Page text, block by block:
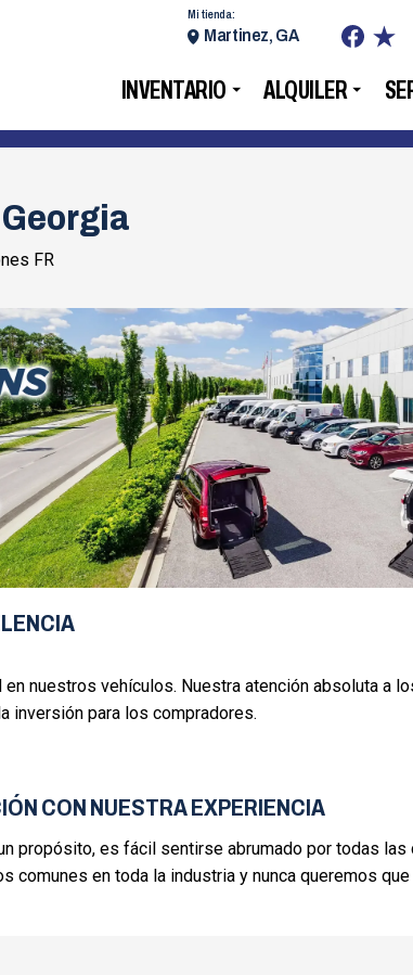
INVENTARIO ALQUILER
Mi tienda:
Martinez, GA
FR
nuestros vehículos. Nuestra atención absoluta a
inversión para los compradores.
CON NUESTRA EXPERIENCIA
propósito, es fácil sentirse abrumado por todas
en toda la industria y nunca queremos